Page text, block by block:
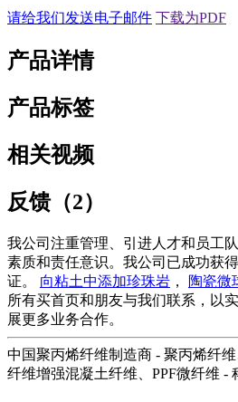
请给我们发送电子邮件 下载为PDF
产品详情
产品标签
相关视频
反馈（2）
我公司注重管理、引进人才和员工
素质和责任意识。我公司已成功获
证。 向粘土中添加珍珠岩 ， 陶瓷微
所有买首页和朋友与我们联系，以
展更多业务合作。
中国聚丙烯纤维制造商 - 聚丙烯纤
纤维增强混凝土纤维、PPF微纤维 -